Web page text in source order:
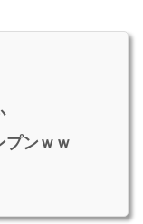
プンｗｗ